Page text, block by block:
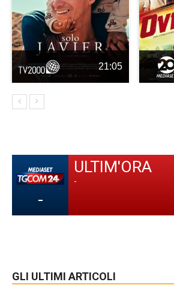
21:05
-
ULTIM'ORA
-
GLI ULTIMI ARTICOLI